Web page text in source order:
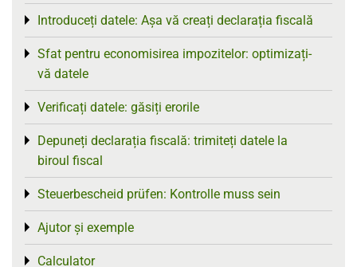
Introduceți datele: Așa vă creați declarația fiscală
Toggle menu
Sfat pentru economisirea impozitelor: optimizați-
vă datele
Toggle menu
Verificați datele: găsiți erorile
Toggle menu
Depuneți declarația fiscală: trimiteți datele la
biroul fiscal
Toggle menu
Steuerbescheid prüfen: Kontrolle muss sein
Toggle menu
Ajutor și exemple
Toggle menu
Calculator
Toggle menu